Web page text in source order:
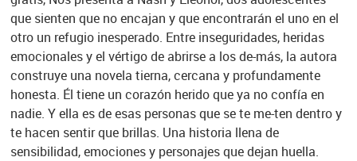
que sienten que no encajan y que encontrarán el uno en el
otro un refugio inesperado. Entre inseguridades, heridas
emocionales y el vértigo de abrirse a los de-más, la autora
construye una novela tierna, cercana y profundamente
honesta. Él tiene un corazón herido que ya no confía en
nadie. Y ella es de esas personas que se te me-ten dentro y
te hacen sentir que brillas. Una historia llena de
sensibilidad, emociones y personajes que dejan huella.